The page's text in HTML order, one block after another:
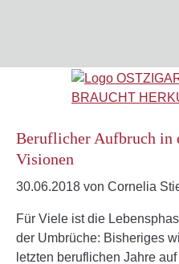
Beruflicher Aufbruch in
Visionen
30.06.2018 von Cornelia
Für Viele ist die
der Umbrüche: Bisheriges
letzten beruflichen Jahre